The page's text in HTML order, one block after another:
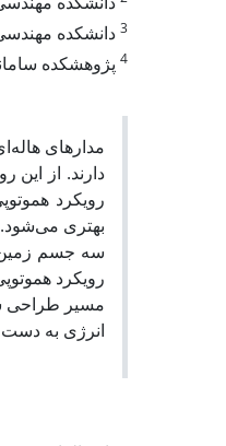
3 دانشکده
4 پژوهشکده
مدارهای
دارند. از این
رویکرد
سه جسم
رویکرد
مسیر طراحی
انرژی به